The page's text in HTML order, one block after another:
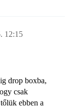
12:15
drop boxba,
csak
ebben a